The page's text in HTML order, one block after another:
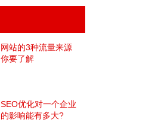
网站的3种流量来源
你要了解
SEO优化对一个企业
的影响能有多大?